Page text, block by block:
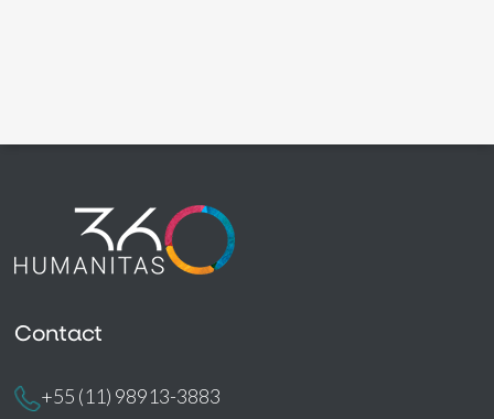
Contact
+55 (11) 98913-3883